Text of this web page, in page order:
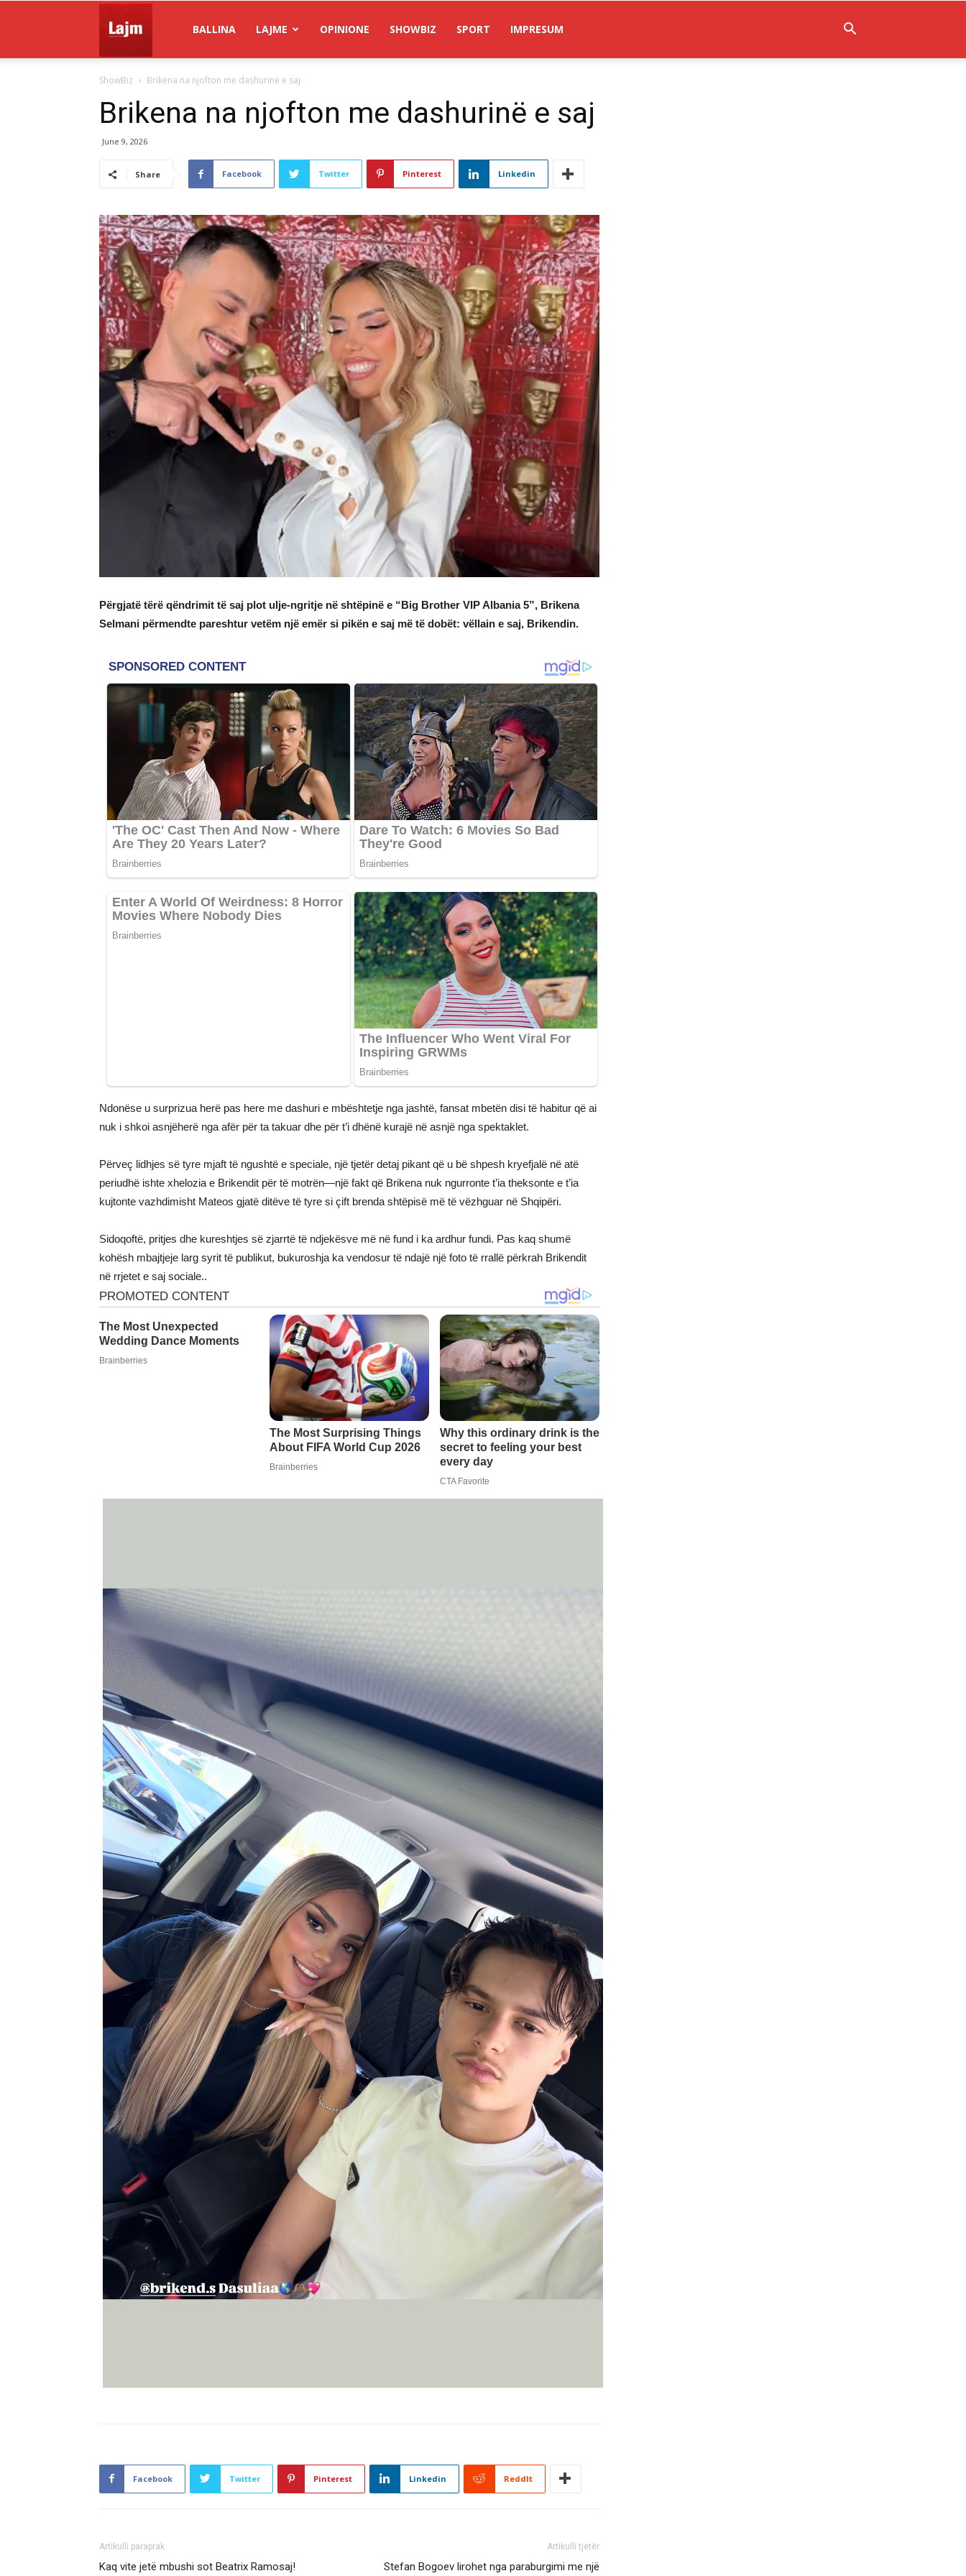
Lajm
BALLINA LAJME OPINIONE SHOWBIZ SPORT IMPRESUM
ShowBiz Brikena na njofton me dashurinë e saj
Brikena na njofton me dashurinë e saj
June 9, 2026
Share Facebook Twitter Pinterest Linkedin
Përgjatë tërë qëndrimit të saj plot ulje-ngritje në shtëpinë e “Big Brother VIP Albania 5”, Brikena
Selmani përmendte pareshtur vetëm një emër si pikën e saj më të dobët: vëllain e saj, Brikendin.
Ndonëse u surprizua herë pas here me dashuri e mbështetje nga jashtë, fansat mbetën disi të habitur që ai
nuk i shkoi asnjëherë nga afër për ta takuar dhe për t’i dhënë kurajë në asnjë nga spektaklet.
Përveç lidhjes së tyre mjaft të ngushtë e speciale, një tjetër detaj pikant që u bë shpesh kryefjalë në atë
periudhë ishte xhelozia e Brikendit për të motrën—një fakt që Brikena nuk ngurronte t’ia theksonte e t’ia
kujtonte vazhdimisht Mateos gjatë ditëve të tyre si çift brenda shtëpisë më të vëzhguar në Shqipëri.
Sidoqoftë, pritjes dhe kureshtjes së zjarrtë të ndjekësve më në fund i ka ardhur fundi. Pas kaq shumë
kohësh mbajtjeje larg syrit të publikut, bukuroshja ka vendosur të ndajë një foto të rrallë përkrah Brikendit
në rrjetet e saj sociale..
Facebook Twitter Pinterest Linkedin ReddIt
Artikulli paraprak
Kaq vite jetë mbushi sot Beatrix Ramosaj!
Artikulli tjetër
Stefan Bogoev lirohet nga paraburgimi me një